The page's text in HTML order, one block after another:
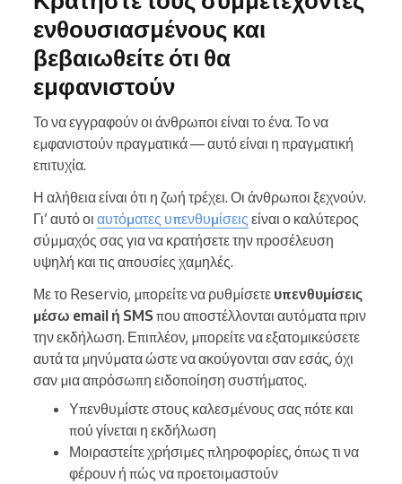
ενθουσιασμένους και
βεβαιωθείτε ότι θα
εμφανιστούν
Το να εγγραφούν οι άνθρωποι είναι το ένα. Το να
εμφανιστούν πραγματικά — αυτό είναι η πραγματική
επιτυχία.
Η αλήθεια είναι ότι η ζωή τρέχει. Οι άνθρωποι ξεχνούν.
Γι’ αυτό οι αυτόματες υπενθυμίσεις είναι ο καλύτερος
σύμμαχός σας για να κρατήσετε την προσέλευση
υψηλή και τις απουσίες χαμηλές.
Με το Reservio, μπορείτε να ρυθμίσετε υπενθυμίσεις
μέσω email ή SMSπου αποστέλλονται αυτόματα πριν
την εκδήλωση. Επιπλέον, μπορείτε να εξατομικεύσετε
αυτά τα μηνύματα ώστε να ακούγονται σαν εσάς, όχι
σαν μια απρόσωπη ειδοποίηση συστήματος.
Υπενθυμίστε στους καλεσμένους σας πότε και
πού γίνεται η εκδήλωση
Μοιραστείτε χρήσιμες πληροφορίες, όπως τι να
φέρουν ή πώς να προετοιμαστούν